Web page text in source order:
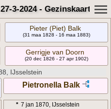
3-2024 - Gezinskaart
Pieter (Piet) Balk
(31 maa 1828 - 16 maa 1883)
Gerrigje van Doorn
(20 dec 1826 - 27 apr 1902)
IJsselstein
Pietronella Balk
* 7 jan 1870, IJsselstein